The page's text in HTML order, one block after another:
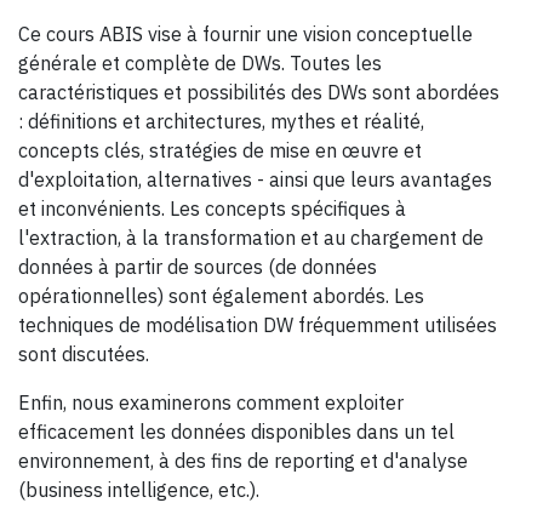
Ce cours ABIS vise à fournir une vision conceptuelle
générale et complète de DWs. Toutes les
caractéristiques et possibilités des DWs sont abordées
: définitions et architectures, mythes et réalité,
concepts clés, stratégies de mise en œuvre et
d'exploitation, alternatives - ainsi que leurs avantages
et inconvénients. Les concepts spécifiques à
l'extraction, à la transformation et au chargement de
données à partir de sources (de données
opérationnelles) sont également abordés. Les
techniques de modélisation DW fréquemment utilisées
sont discutées.
Enfin, nous examinerons comment exploiter
efficacement les données disponibles dans un tel
environnement, à des fins de reporting et d'analyse
(business intelligence, etc.).